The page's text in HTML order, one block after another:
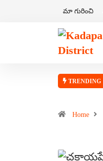
మా గురించి
TRENDING
Home